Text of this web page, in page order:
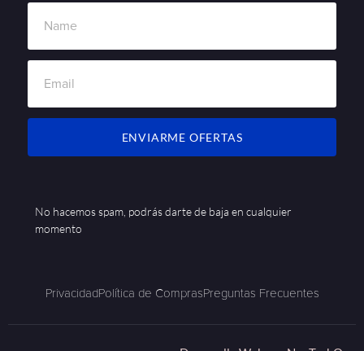
ENVIARME OFERTAS
No hacemos spam, podrás darte de baja en cualquier
momento
PrivacidadPolítica de ComprasPreguntas Frecuentes